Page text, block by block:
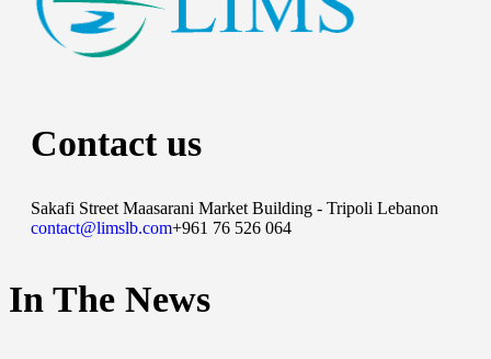
Contact us
Sakafi Street Maasarani Market Building - Tripoli Lebanon
contact@limslb.com+961 76 526 064
In The News